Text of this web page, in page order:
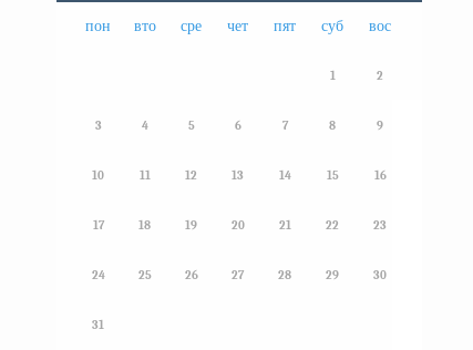
пон вто сре чет пят суб вос
1 2
3 4 5 6 7 8 9
10 11 12 13 14 15 16
17 18 19 20 21 22 23
24 25 26 27 28 29 30
31